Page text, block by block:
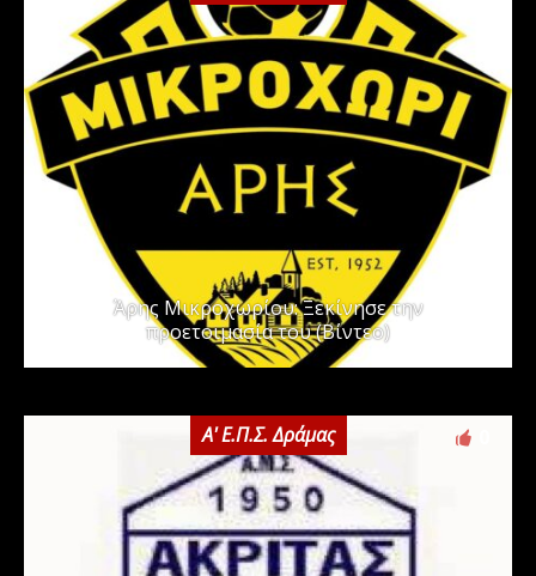
Άρης Μικροχωρίου: Ξεκίνησε την
προετοιμασία του (Βίντεο)
Α' Ε.Π.Σ. Δράμας